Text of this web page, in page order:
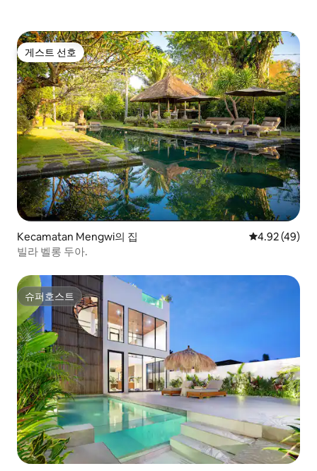
게스트 선호
게스트 선호
Kecamatan Mengwi의 집 평점 4.92점(5
4.92 (49)
빌라 벨롱 두아.
슈퍼호스트
슈퍼호스트